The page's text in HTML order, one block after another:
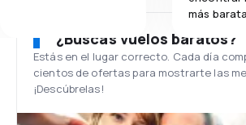
más
¿Buscas vuelos baratos?
Estás en el lugar correcto. Cada día
cientos de ofertas para mostrarte las
¡Descúbrelas!